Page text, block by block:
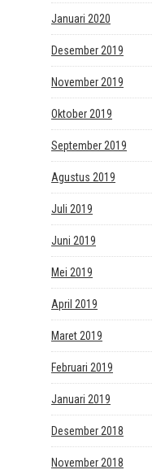
Januari 2020
Desember 2019
November 2019
Oktober 2019
September 2019
Agustus 2019
Juli 2019
Juni 2019
Mei 2019
April 2019
Maret 2019
Februari 2019
Januari 2019
Desember 2018
November 2018